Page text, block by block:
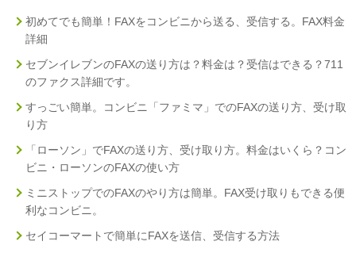
初めてでも簡単！FAXをコンビニから送る、受信する。FAX料金
詳細
セブンイレブンのFAXの送り方は？料金は？受信はできる？711
のファクス詳細です。
すっごい簡単。コンビニ「ファミマ」でのFAXの送り方、受け取
り方
「ローソン」でFAXの送り方、受け取り方。料金はいくら？コン
ビニ・ローソンのFAXの使い方
ミニストップでのFAXのやり方は簡単。FAX受け取りもできる便
利なコンビニ。
セイコーマートで簡単にFAXを送信、受信する方法